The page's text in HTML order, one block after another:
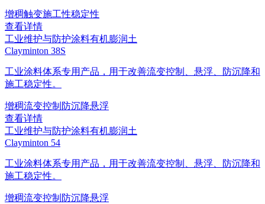
增稠触变施工性稳定性
查看详情
工业维护与防护涂料有机膨润土
Clayminton 38S
工业涂料体系专用产品，用于改善流变控制、悬浮、防沉降和
施工稳定性。
增稠流变控制 防沉降悬浮
查看详情
工业维护与防护涂料有机膨润土
Clayminton 54
工业涂料体系专用产品，用于改善流变控制、悬浮、防沉降和
施工稳定性。
增稠流变控制 防沉降悬浮